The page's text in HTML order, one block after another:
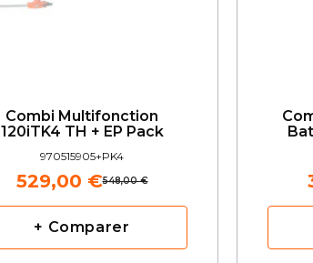
Combi Multifonction
120iTK4 TH + EP Pack
970515905+PK4
548,00 €
529,00 €
+ Comparer